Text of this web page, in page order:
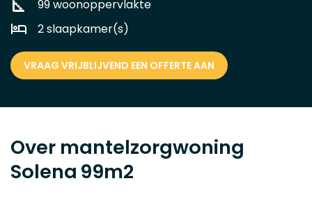
99 woonoppervlakte
2 slaapkamer(s)
VRAAG VRIJBLIJVEND EEN OFFERTE AAN
Over mantelzorgwoning
Solena 99m2